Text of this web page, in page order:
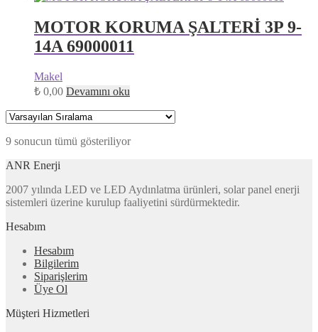
MOTOR KORUMA ŞALTERİ 3P 9-
14A 69000011
Makel
₺ 0,00 Devamını oku
9 sonucun tümü gösteriliyor
ANR Enerji
2007 yılında LED ve LED Aydınlatma ürünleri, solar panel enerji
sistemleri üzerine kurulup faaliyetini sürdürmektedir.
Hesabım
Hesabım
Bilgilerim
Siparişlerim
Üye Ol
Müşteri Hizmetleri